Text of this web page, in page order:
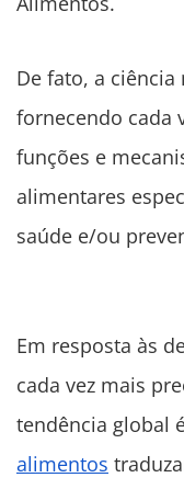
De fato, a
fornecendo cada
funções e
alimentares
saúde e/ou
Em resposta às
cada vez mais
tendência global
alimentos